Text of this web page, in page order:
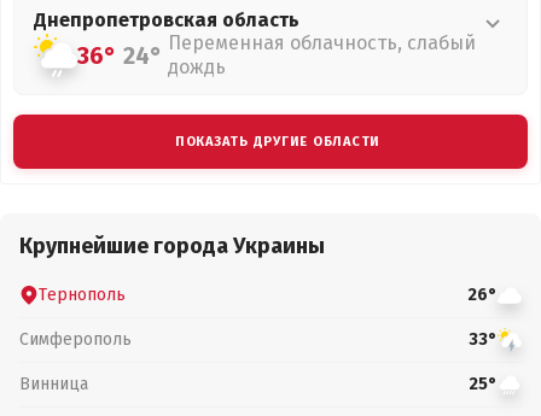
Днепропетровская область
36° 24° Переменная облачность, слабый
дождь
ПОКАЗАТЬ ДРУГИЕ ОБЛАСТИ
Крупнейшие города Украины
Тернополь 26°
Симферополь 33°
Винница 25°